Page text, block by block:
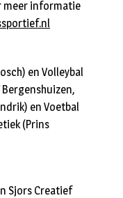
meer informatie
en Volleybal
Bergenshuizen,
en Voetbal
(Prins
Sjors Creatief